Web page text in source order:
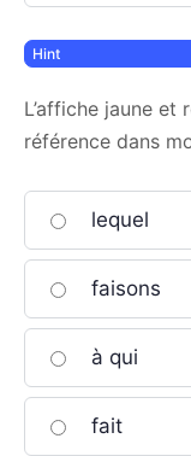
L’affiche jaune et
référence dans
lequel
faisons
à qui
fait